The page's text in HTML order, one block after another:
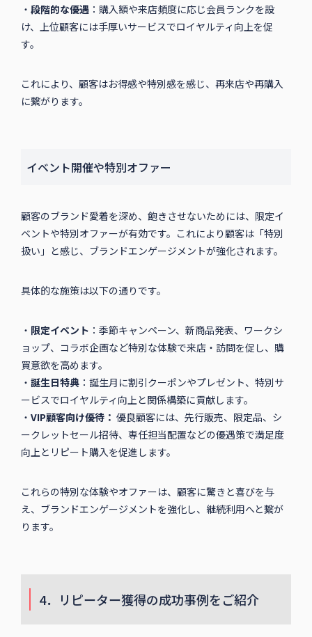
・ 段階的な優遇：購入額や来店頻度に応じ会員ランクを設
け、上位顧客には手厚いサービスでロイヤルティ向上を促
す。
これにより、顧客はお得感や特別感を感じ、再来店や再購入
に繋がります。
イベント開催や特別オファー
顧客のブランド愛着を深め、飽きさせないためには、限定イ
ベントや特別オファーが有効です。これにより顧客は「特別
扱い」と感じ、ブランドエンゲージメントが強化されます。
具体的な施策は以下の通りです。
・ 限定イベント ：季節キャンペーン、新商品発表、ワークシ
ョップ、コラボ企画など特別な体験で来店・訪問を促し、購
買意欲を高めます。
・ 誕生日特典：誕生月に割引クーポンやプレゼント、特別サ
ービスでロイヤルティ向上と関係構築に貢献します。
・ VIP顧客向け優待： 優良顧客には、先行販売、限定品、シ
ークレットセール招待、専任担当配置などの優遇策で満足度
向上とリピート購入を促進します。
これらの特別な体験やオファーは、顧客に驚きと喜びを与
え、ブランドエンゲージメントを強化し、継続利用へと繋が
ります。
4．リピーター獲得の成功事例をご紹介